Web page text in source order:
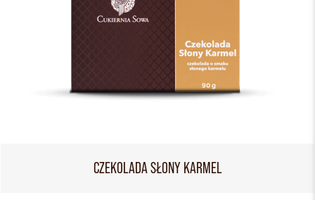
CZEKOLADA SŁONY KARMEL